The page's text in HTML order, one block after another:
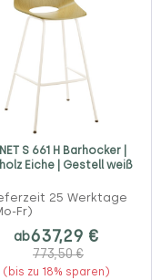
S 661 H Barhocker |
Eiche | Gestell weiß
25 Werktage
Fr)
ab637,29 €
773,50 €
(bis zu 18% sparen)